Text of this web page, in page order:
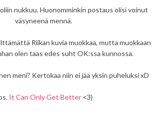
nukkuu. Huonomminkin postaus olisi voinut
väsyneenä mennä.
Riikan kuvia muokkaa, mutta muokkaan
olen taas edes suht OK:ssa kunnossa.
meni? Kertokaa niin ei jää yksin puheluksi xD
It Can Only Get Better<3)